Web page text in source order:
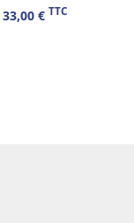
33,00 € TTC